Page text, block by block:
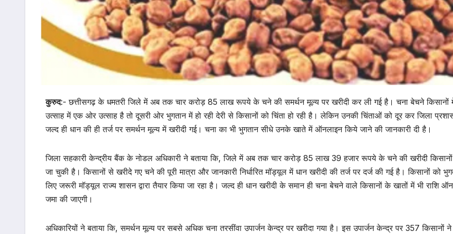
कुरुद:- छत्तीसगढ़ के धमतरी जिले में अब तक चार करोड़ 85 लाख रूपये के चने की समर्थन मूल्य पर खरीदी कर ली गई है। चना बेचने किसानों
उत्साह में एक ओर उत्साह है तो दूसरी ओर भुगतान में हो रही देरी से किसानों को चिंता हो रही है। लेकिन उनकी चिंताओं को दूर कर जिला
जल्द ही धान की ही तर्ज पर समर्थन मूल्य में खरीदी गई। चना का भी भुगतान सीधे उनके खाते में ऑनलाइन किये जाने की जानकारी दी है।
जिला सहकारी केन्द्रीय बैंक के नोडल अधिकारी ने बताया कि, जिले में अब तक चार करोड़ 85 लाख 39 हजार रूपये के चने की खरीदी
जा चुकी है। किसानों से खरीदे गए चने की पूरी मात्रा और जानकारी निर्धारित मॉड्यूल में धान खरीदी की तर्ज पर दर्ज की गई है। किसानों को
लिए जरूरी मॉड्यूल राज्य शासन द्वारा तैयार किया जा रहा है। जल्द ही धान खरीदी के समान ही चना बेचने वाले किसानों के खातों में भी राशि
जमा की जाएगी।
अधिकारियों ने बताया कि, समर्थन मूल्य पर सबसे अधिक चना तरसींवा उपार्जन केन्द्र पर खरीदा गया है। इस उपार्जन केन्द्र पर 357 किसानों ने